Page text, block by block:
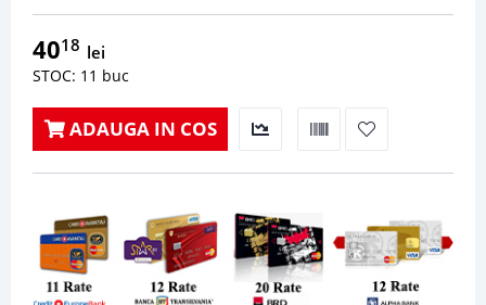
4018 lei
STOC: 11 buc
ADAUGA IN COS